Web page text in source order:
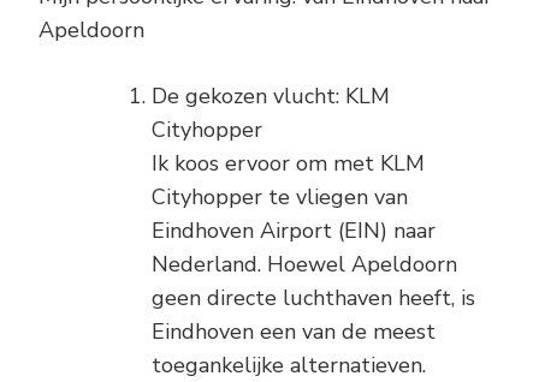
Apeldoorn
De gekozen vlucht: KLM
Cityhopper
Ik koos ervoor om met KLM
Cityhopper te vliegen van
Eindhoven Airport (EIN) naar
Nederland. Hoewel Apeldoorn
geen directe luchthaven heeft, is
Eindhoven een van de meest
toegankelijke alternatieven.